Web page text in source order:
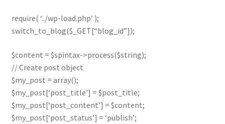
require( ‘../wp-load.php’ );
switch_to_blog($_GET[“blog_id”]);
$content = $spintax->process($string);
// Create post object
$my_post = array();
$my_post[‘post_title’] = $post_title;
$my_post[‘post_content’] = $content;
$my_post[‘post_status’] = ‘publish’;